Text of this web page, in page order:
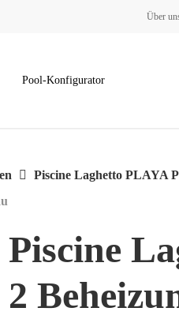
Über
Pool-Konfigurator
Piscine Laghetto PLAYA
Piscine
2